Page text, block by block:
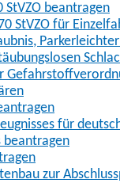
StVZO beantragen
StVZO für
für
beantragen
zur